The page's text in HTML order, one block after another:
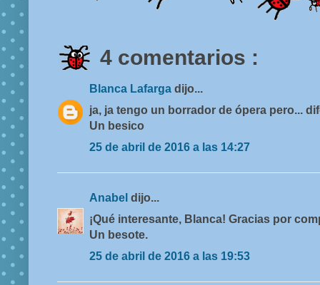
4 comentarios :
Blanca Lafarga dijo...
ja, ja tengo un borrador de ópera pero...
Un besico
25 de abril de 2016 a las 14:27
Anabel dijo...
¡Qué interesante, Blanca! Gracias por
Un besote.
25 de abril de 2016 a las 19:53